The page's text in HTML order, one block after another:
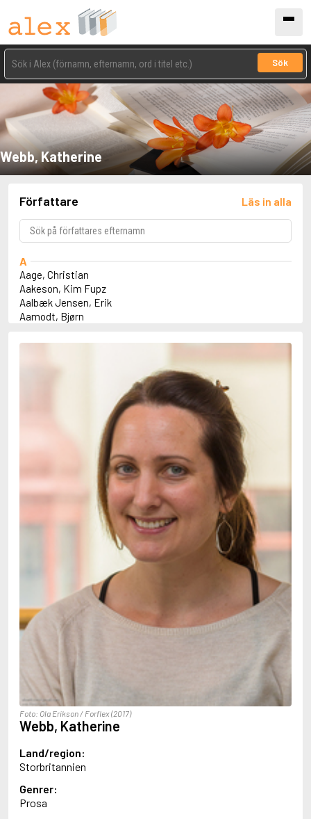
Sök
Webb, Katherine
Författare Läs in alla
A
Aage, Christian
Aakeson, Kim Fupz
Aalbæk Jensen, Erik
Aamodt, Bjørn
Abbey, Kieran
Abish, Walter
Aboulela, Leila
Abrahams, Peter (f. 1919)
Abrahams, Peter (f. 1947)
Abrahamson, Emmy
Abulhawa, Susan
Aburas, Lone
Achebe, Chinua
Achmatova, Anna
Aciman, André
Ackebo, Lena
Acker, Kathy
Ackroyd, Peter
Adam de la Halle
Adamov, Arthur
Adams, Douglas
Adams, Herbert
Adams, Jane
Adams, Richard
Adbåge, Emma
Adbåge, Lisen
Adelborg, Ottilia
Foto: Ola Erikson / Forflex (2017)
Webb, Katherine
Land/region:
Storbritannien
Genrer:
Prosa